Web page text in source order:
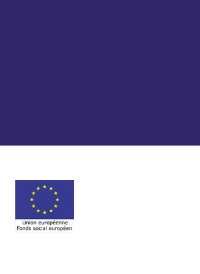
Fonds social européen